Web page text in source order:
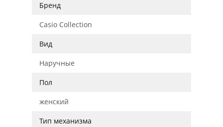
Бренд
Casio Collection
Вид
Наручные
Пол
женский
Тип механизма